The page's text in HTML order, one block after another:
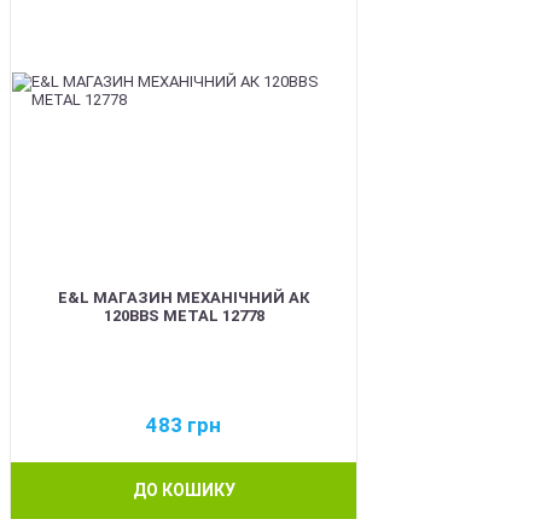
E&L МАГАЗИН МЕХАНІЧНИЙ АК
120BBS METAL 12778
483 грн
ДО КОШИКУ